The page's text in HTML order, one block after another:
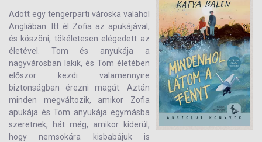
Adott egy tengerparti városka valahol
Angliában. Itt él Zofia az apukájával,
és köszöni, tökéletesen elégedett az
életével. Tom és anyukája a
nagyvárosban lakik, és Tom életében
először kezdi valamennyire
biztonságban érezni magát. Aztán
minden megváltozik, amikor Zofia
apukája és Tom anyukája egymásba
szeretnek, hát még, amikor kiderül,
hogy nemsokára kisbabájuk is